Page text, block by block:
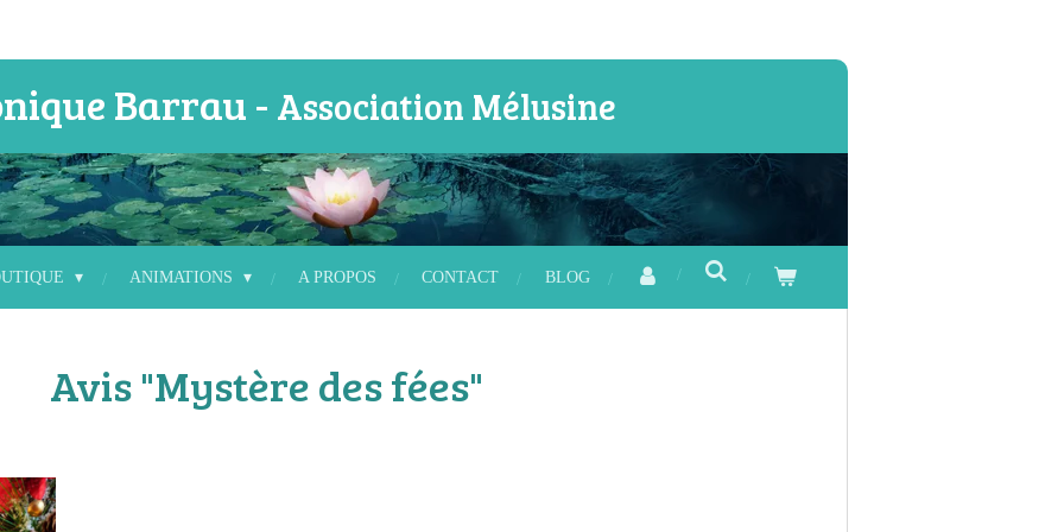
Barrau - Association Mélusine
ANIMATIONS A PROPOS CONTACT BLOG
Avis "Mystère des fées"